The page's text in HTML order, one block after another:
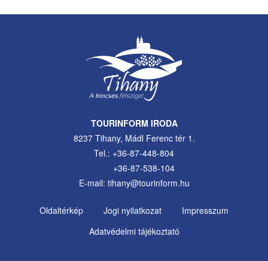
TOURINFORM IRODA
8237 Tihany, Mádl Ferenc tér 1.
Tel.: +36-87-448-804
+36-87-538-104
E-mail: tihany@tourinform.hu
Footer
Oldaltérkép Jogi nyilatkozat
Impresszum
Adatvédelmi tájékoztató